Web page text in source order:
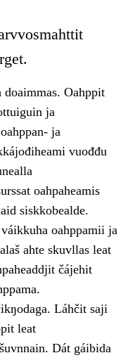
Oahppit
ja
ja
vuođđu
oahpaheamis
siskkobealde.
oahppamii ja
ahte skuvllas leat
čájehit
Láhčit saji
leat
Dát gáibida